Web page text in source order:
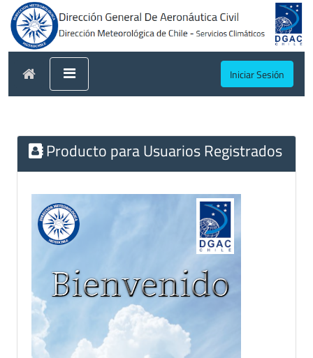
Iniciar Sesión
Producto para Usuarios Registrados